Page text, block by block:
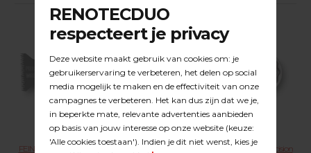
FEIN zaagmes 35 x 50 mm.Precision
FEIN zaagmes 35 x 50 mm.Precision